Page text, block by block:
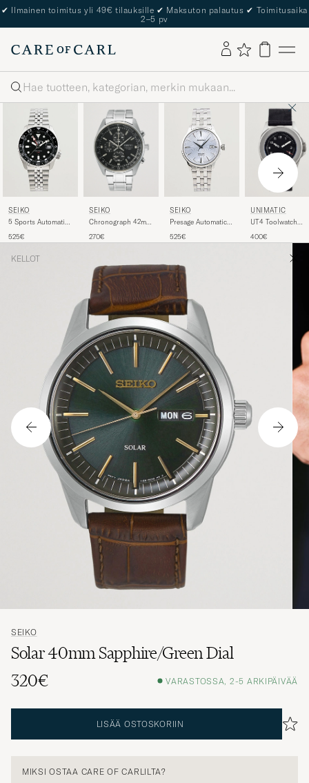
✔ Ilmainen toimitus yli 49€ tilauksille ✔ Maksuton palautus ✔ Toimitusaika
2–5 pv
Haku
SEIKO
5 Sports Automatic
42mm Black Dial
525€
SEIKO
Chronograph 42mm
270€
SEIKO
Presage Automatic
Blue Dial
525€
UNIMATIC
UT4 Toolwatch
400€
KELLOT
SEIKO
Solar 40mm Sapphire/Green Dial
320€
VARASTOSSA, 2-5 ARKIPÄIVÄÄ
LISÄÄ OSTOSKORIIN
MIKSI OSTAA CARE OF CARLILTA?